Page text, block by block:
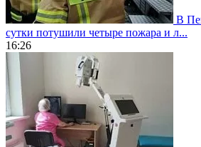
В
сутки потушили четыре пожара и л...
16:26